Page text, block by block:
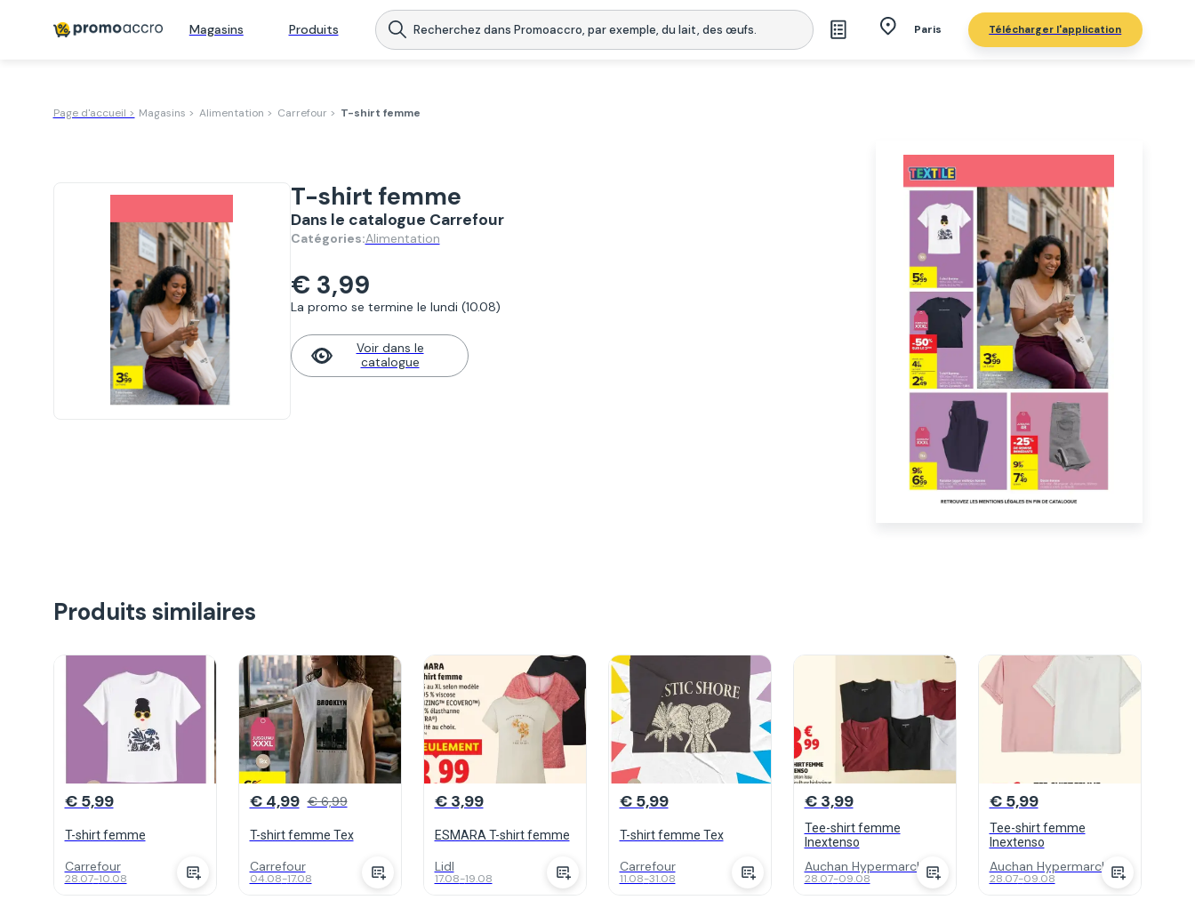
Magasins Produits Paris Télécharger l'application
Page d'accueil > Magasins > Alimentation > Carrefour > T-shirt femme
T-shirt femme
Dans le catalogue Carrefour
Catégories:Alimentation
€ 3,99
La promo se termine le lundi (10.08)
Voir dans le
catalogue
Produits similaires
€ 5,99
T-shirt femme
Carrefour
28.07-10.08
€ 4,99 € 6,99
T-shirt femme Tex
Carrefour
04.08-17.08
€ 3,99
ESMARA T-shirt femme
Lidl
17.08-19.08
€ 5,99
T-shirt femme Tex
Carrefour
11.08-31.08
€ 3,99
Tee-shirt femme
Inextenso
Auchan Hypermarch...
28.07-09.08
€ 5,99
Tee-shirt femme
Inextenso
Auchan Hypermarch...
28.07-09.08